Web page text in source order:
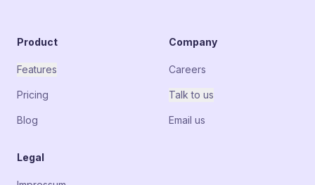
Product
Features
Pricing
Blog
Company
Careers
Talk to us
Email us
Legal